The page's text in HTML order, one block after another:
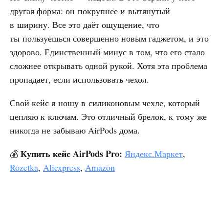
другая форма: он покрупнее и вытянутый
в ширину. Все это даёт ощущение, что
ты пользуешься совершенно новым гаджетом, и это
здорово. Единственный минус в том, что его стало
сложнее открывать одной рукой. Хотя эта проблема
пропадает, если использовать чехол.
Свой кейс я ношу в силиконовым чехле, который
цепляю к ключам. Это отличный брелок, к тому же
никогда не забываю AirPods дома.
💰 Купить кейс AirPods Pro: Яндекс.Маркет,
Rozetka, Aliexpress, Amazon